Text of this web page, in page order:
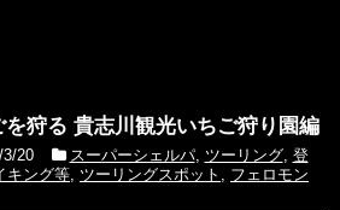
像変更
ング記録追加（大滝ダム ）
を狩る 貴志川観光いちご狩り園編
3/20 スーパーシェルパ, ツーリング, 登
キング等, ツーリングスポット , フェロモン